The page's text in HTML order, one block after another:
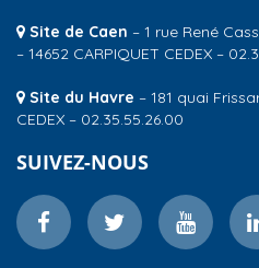
Site de Caen – 1 rue René
– 14652 CARPIQUET CEDEX –
Site du Havre – 181 quai
CEDEX – 02.35.55.26.00
SUIVEZ-NOUS